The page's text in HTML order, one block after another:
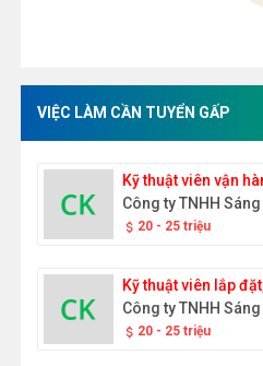
VIỆC LÀM CẦN TUYỂN GẤP
Kỹ thuật viên vận
Công ty TNHH
attach_money 20 - 25 triệu
Kỹ thuật viên lắp
Công ty TNHH
attach_money 20 - 25 triệu